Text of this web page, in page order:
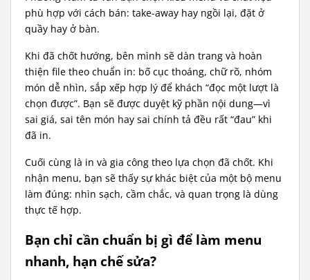
phù hợp với cách bán: take-away hay ngồi lại, đặt ở
quầy hay ở bàn.
Khi đã chốt hướng, bên mình sẽ dàn trang và hoàn
thiện file theo chuẩn in: bố cục thoáng, chữ rõ, nhóm
món dễ nhìn, sắp xếp hợp lý để khách “đọc một lượt là
chọn được”. Bạn sẽ được duyệt kỹ phần nội dung—vì
sai giá, sai tên món hay sai chính tả đều rất “đau” khi
đã in.
Cuối cùng là in và gia công theo lựa chọn đã chốt. Khi
nhận menu, bạn sẽ thấy sự khác biệt của một bộ menu
làm đúng: nhìn sạch, cầm chắc, và quan trọng là dùng
thực tế hợp.
Bạn chỉ cần chuẩn bị gì để làm menu
nhanh, hạn chế sửa?